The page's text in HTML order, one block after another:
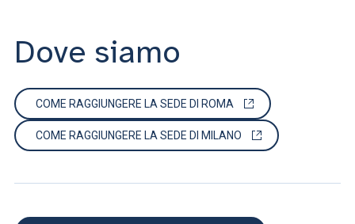
Dove siamo
COME RAGGIUNGERE LA SEDE DI ROMA
COME RAGGIUNGERE LA SEDE DI MILANO